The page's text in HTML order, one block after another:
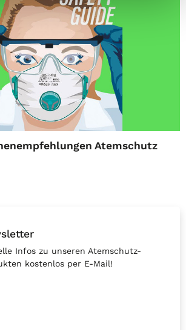
Atemschutz
Infos zu unseren Atemschutz-
kostenlos per E-Mail!